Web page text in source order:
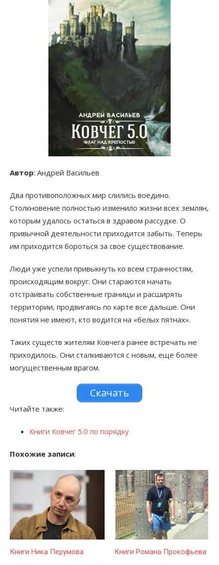
Автор: Андрей Васильев
Два противоположных мир слились воедино.
Столкновение полностью изменило жизни всех землян,
которым удалось остаться в здравом рассудке. О
привычной деятельности приходится забыть. Теперь
им приходится бороться за свое существование.
Люди уже успели привыкнуть ко всем странностям,
происходящим вокруг. Они стараются начать
отстраивать собственные границы и расширять
территории, продвигаясь по карте все дальше. Они
понятия не имеют, кто водится на «белых пятнах».
Таких существ жителям Ковчега ранее встречать не
приходилось. Они сталкиваются с новым, еще более
могущественным врагом.
Скачать
Читайте также:
Книги Ковчег 5.0 по порядку
Похожие записи:
Книги Ника Перумова Книги Романа Прокофьева